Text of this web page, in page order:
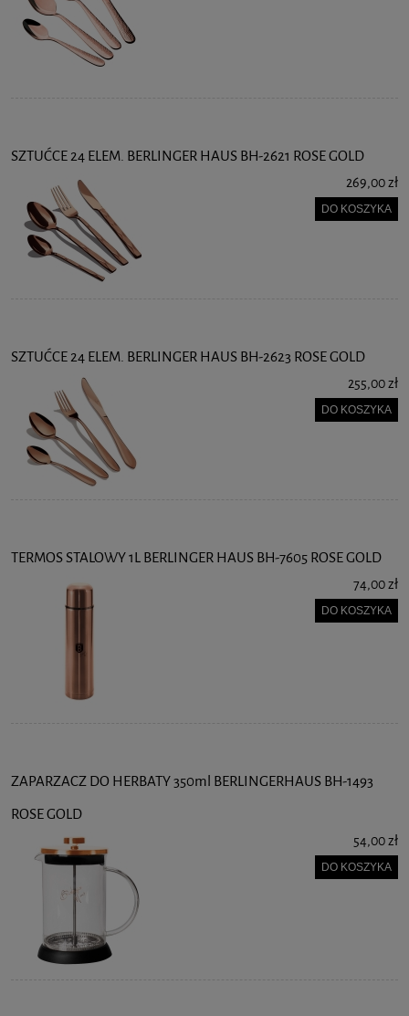
SZTUĆCE 24 ELEM. BERLINGER HAUS BH-2621 ROSE GOLD
269,00 zł
DO KOSZYKA
SZTUĆCE 24 ELEM. BERLINGER HAUS BH-2623 ROSE GOLD
255,00 zł
DO KOSZYKA
TERMOS STALOWY 1L BERLINGER HAUS BH-7605 ROSE GOLD
74,00 zł
DO KOSZYKA
ZAPARZACZ DO HERBATY 350ml BERLINGERHAUS BH-1493
ROSE GOLD
54,00 zł
DO KOSZYKA